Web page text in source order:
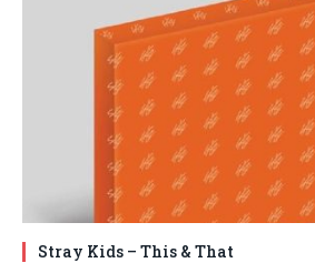
Stray Kids – This & That